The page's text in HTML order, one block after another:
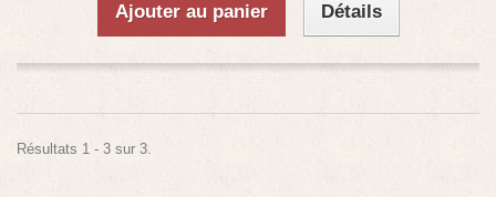
Ajouter au panier Détails
Résultats 1 - 3 sur 3.